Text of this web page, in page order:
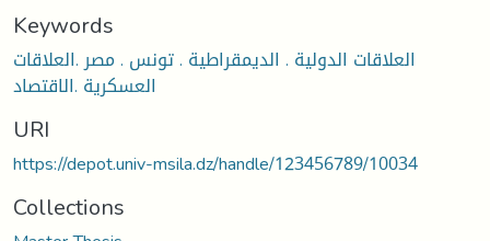
Keywords
العلاقات الدولية . الديمقراطية . تونس . مصر .العلاقات
العسكرية .الاقتصاد
URI
https://depot.univ-msila.dz/handle/123456789/10034
Collections